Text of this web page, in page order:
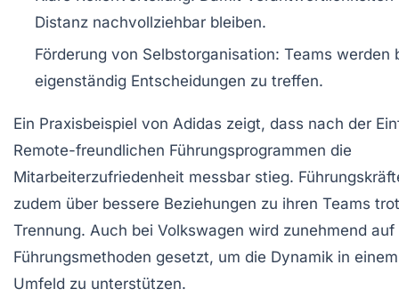
Distanz nachvollziehbar bleiben.
Förderung von Selbstorganisation: Teams werden
eigenständig Entscheidungen zu treffen.
Ein Praxisbeispiel von Adidas zeigt, dass nach der
Remote-freundlichen Führungsprogrammen die
Mitarbeiterzufriedenheit messbar stieg.
zudem über bessere Beziehungen zu ihren Teams
Trennung. Auch bei Volkswagen wird zunehmend auf
Führungsmethoden gesetzt, um die Dynamik in
Umfeld zu unterstützen.